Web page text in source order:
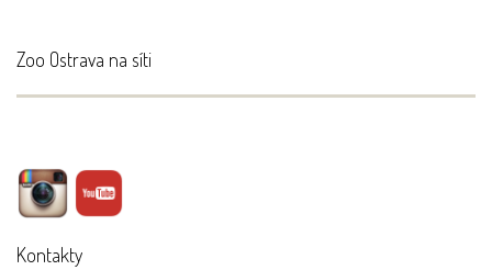
Zoo Ostrava na síti
Kontakty